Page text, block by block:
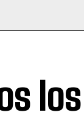
los